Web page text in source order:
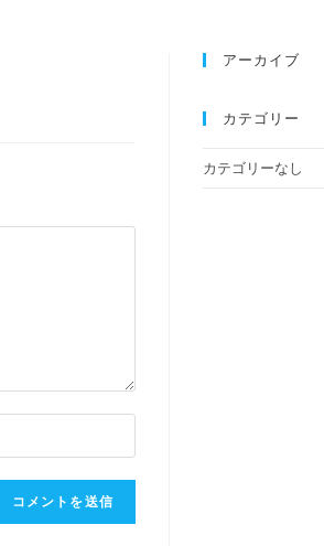
アーカイブ
カテゴリー
カテゴリーなし